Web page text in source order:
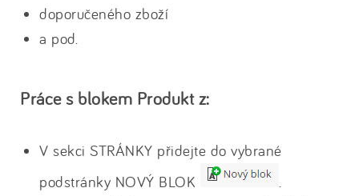
doporučeného zboží
a pod.
Práce s blokem Produkt z:
V sekci STRÁNKY přidejte do vybrané
podstránky NOVÝ BLOK
.